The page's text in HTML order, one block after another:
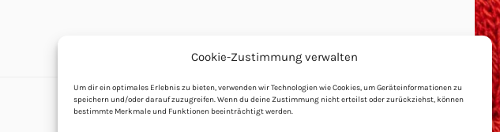
Cookie-Zustimmung verwalten
Um dir ein optimales Erlebnis zu bieten, verwenden wir Technologien wie Cookies, um Geräteinformationen zu
speichern und/oder darauf zuzugreifen. Wenn du deine Zustimmung nicht erteilst oder zurückziehst, können
bestimmte Merkmale und Funktionen beeinträchtigt werden.
Impressum & Haftungsausschluss